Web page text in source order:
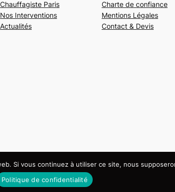
Chauffagiste Paris
Nos Interventions
Actualités
Charte de confiance
Mentions Légales
Contact & Devis
Si vous continuez à utiliser ce site, nous
Politique de confidentialité